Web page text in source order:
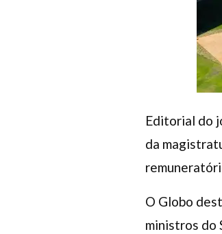
Editorial do
da
O Globo
ministros do